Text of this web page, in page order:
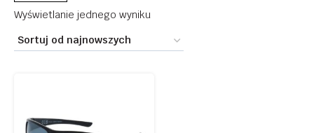
Wyświetlanie jednego wyniku